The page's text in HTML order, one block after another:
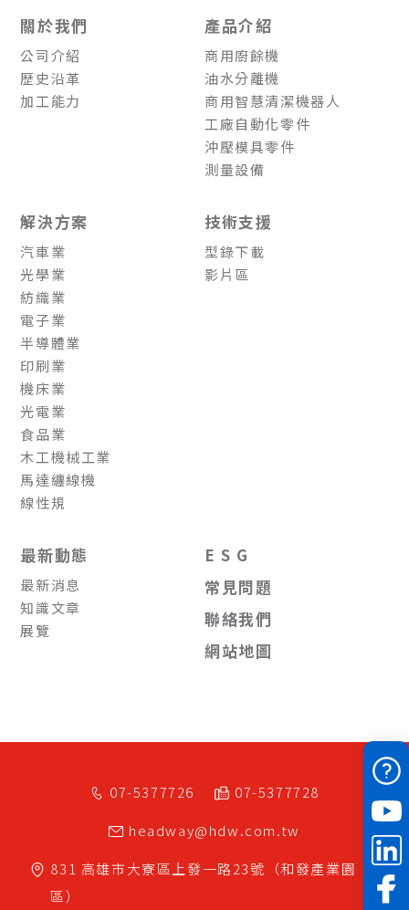
關於我們
公司介紹
歷史沿革
加工能力
產品介紹
商用廚餘機
油水分離機
商用智慧清潔機器人
工廠自動化零件
沖壓模具零件
測量設備
解決方案
汽車業
光學業
紡織業
電子業
半導體業
印刷業
機床業
光電業
食品業
木工機械工業
馬達纏線機
線性規
技術支援
型錄下載
影片區
最新動態
最新消息
知識文章
展覽
E S G
常見問題
聯絡我們
網站地圖
07-5377726
07-5377728
headway@hdw.com.tw
831 高雄市大寮區 上發一路23號（和發產業園
區）